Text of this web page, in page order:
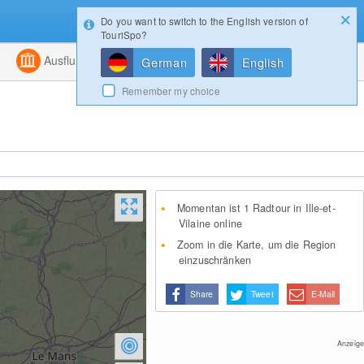
Kombiniert
Ausflugsziele Magazin
Momentan ist 1 Radtour in Ille-et-
Vilaine online
Zoom in die Karte, um die Region
einzuschränken
Share Tweet E-Mail
Anzeige
Login
Do you want to switch to the English version of
TouriSpo?
German English
Remember my choice
Konfigurator Gewinnspiele